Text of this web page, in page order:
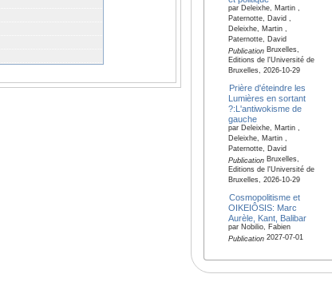
par Deleixhe, Martin ,
Paternotte, David ,
Deleixhe, Martin ,
Paternotte, David
PublicationBruxelles,
Editions de l'Université de
Bruxelles, 2026-10-29
Prière d'éteindre les
Lumières en sortant
?:L'antiwokisme de
gauche
par Deleixhe, Martin ,
Deleixhe, Martin ,
Paternotte, David
PublicationBruxelles,
Editions de l'Université de
Bruxelles, 2026-10-29
Cosmopolitisme et
OIKEIÔSIS: Marc
Aurèle, Kant, Balibar
par Nobilio, Fabien
Publication2027-07-01